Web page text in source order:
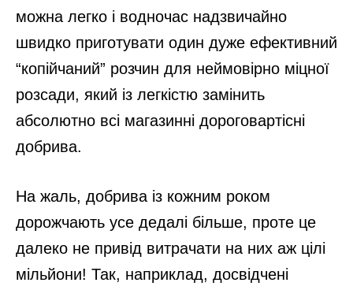
можна легко і водночас надзвичайно
швидко приготувати один дуже ефективний
“копійчаний” розчин для неймовірно міцної
розсади, який із легкістю замінить
абсолютно всі магазинні дороговартісні
добрива.
На жаль, добрива із кожним роком
дорожчають усе дедалі більше, проте це
далеко не привід витрачати на них аж цілі
мільйони! Так, наприклад, досвідчені